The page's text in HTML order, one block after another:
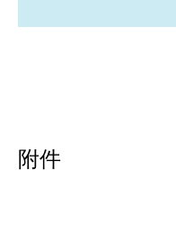
附件